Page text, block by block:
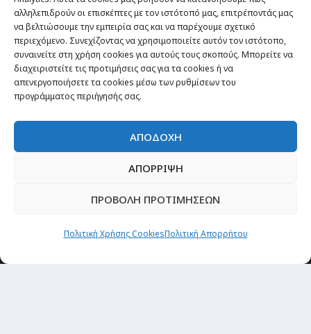
αλληλεπιδρούν οι επισκέπτες με τον ιστότοπό μας, επιτρέποντάς μας
να βελτιώσουμε την εμπειρία σας και να παρέχουμε σχετικό
περιεχόμενο. Συνεχίζοντας να χρησιμοποιείτε αυτόν τον ιστότοπο,
συναινείτε στη χρήση cookies για αυτούς τους σκοπούς. Μπορείτε να
διαχειριστείτε τις προτιμήσεις σας για τα cookies ή να
απενεργοποιήσετε τα cookies μέσω των ρυθμίσεων του
προγράμματος περιήγησής σας.
ΑΠΟΔΟΧΗ
ΑΠΟΡΡΙΨΗ
ΠΡΟΒΟΛΗ ΠΡΟΤΙΜΗΣΕΩΝ
Πολιτική Χρήσης CookiesΠολιτική Απορρήτου
Θέματα
Passenger στην Ελλάδα
TRAVEL NEWS
Οργάνωσε το ταξίδι σου